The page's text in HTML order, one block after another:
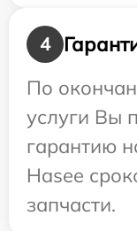
4
По
услуги Вы
гарантию
Hasee
запчасти.